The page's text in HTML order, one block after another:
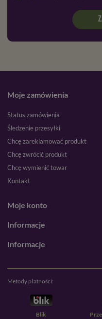
Moje zamówienia
Status zamówienia
Śledzenie przesyłki
Chcę zareklamować produkt
Chcę zwrócić produkt
Chcę wymienić towar
Kontakt
Moje konto
Informacje
Informacje
Metody płatności:
Blik